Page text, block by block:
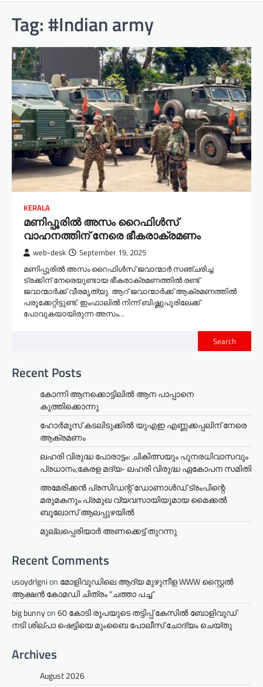
Tag:#Indian army
KERALA
മണിപ്പൂരില്‍ അസം റൈഫിൾസ്
വാഹനത്തിന് നേരെ ഭീകരാക്രമണം
web-desk September 19, 2025
മണിപ്പൂരിൽ അസം റൈഫിൾസ് ജവാന്മാർ സഞ്ചരിച്ച
ട്രക്കിന് നേരെയുണ്ടായ ഭീകരാക്രമണത്തിൽ രണ്ട്
ജവാന്മാർക്ക് വീരമൃത്യു. ആറ് ജവാന്മാർക്ക് ആക്രമണത്തിൽ
പരൂക്കേറ്റിട്ടുണ്ട്. ഇംഫാലിൽ നിന്ന് ബിഷ്ണുപൂരിലേക്ക്
പോവുകയായിരുന്ന അസം…
Search
Recent Posts
കോന്നി ആനക്കൊട്ടിലിൽ ആന പാപ്പാനെ
കുത്തിക്കൊന്നു
ഹോർമൂസ് കടലിടുക്കിൽ യുഎഇ എണ്ണക്കപ്പലിന് നേരെ
ആക്രമണം
ലഹരി വിരുദ്ധ പോരാട്ടം: ചികിത്സയും പുനരധിവാസവും
പ്രധാനം;കേരള മദ്യ- ലഹരി വിരുദ്ധ ഏകോപന സമിതി
അമേരിക്കൻ പ്രസിഡന്റ് ഡോണാൾഡ് ട്രംപിന്റെ
മരുമകനും പ്രമുഖ വ്യവസായിയുമായ മൈക്കൽ
ബൂലോസ് ആലപ്പുഴയിൽ
മുല്ലപ്പെരിയാര്‍ അണക്കെട്ട് തുറന്നു
Recent Comments
usoydrlgnion മോളിവുഡിലെ ആദ്യ മുഴുനീള WWW സ്റ്റൈൽ
ആക്ഷൻ കോമഡി ചിത്രം “ചത്താ പച്ച”
big bunnyon60 കോടി രൂപയുടെ തട്ടിപ്പ് കേസിൽ ബോളിവുഡ്
നടി ശില്പാ ഷെട്ടിയെ മുംബൈ പോലീസ് ചോദ്യം ചെയ്തു
Archives
August 2026